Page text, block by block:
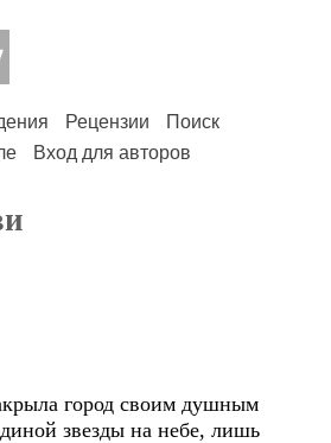
Рецензии
Поиск
Вход для авторов
город своим душным
звезды на небе, лишь